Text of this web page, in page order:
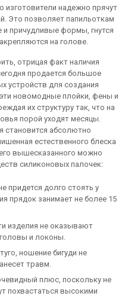
изготовители надежно прячут
Это позволяет папильоткам
причудливые формы, гнутся
на голове.
отрицая факт наличия
продается большое
устройств для создания
новомодные плойки, фены и
их структуру так, что на
порой уходят месяцы.
становится абсолютно
естественного блеска
вышесказанного можно
силиконовых палочек:
придется долго стоять у
прядок занимает не более 15
изделия не оказывают
и локоны.
ношение бигуди не
травм.
плюс, поскольку не
похвастаться высокими